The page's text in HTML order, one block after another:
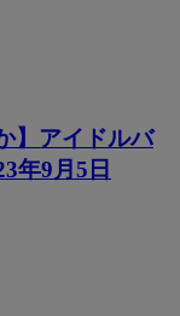
】アイドルバ
年9月5日